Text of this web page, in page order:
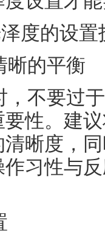
度的设置
晰的平衡
，不要过
性。建
晰度，
习性与